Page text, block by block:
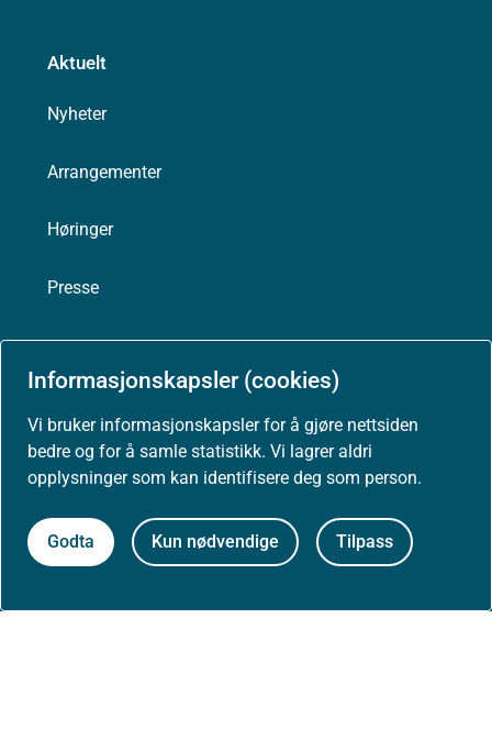
Informasjonskapsler (cookies)
Vi bruker informasjonskapsler for å gjøre nettsiden
bedre og for å samle statistikk. Vi lagrer aldri
opplysninger som kan identifisere deg som person.
Godta Kun nødvendige Tilpass
Aktuelt
Nyheter
Arrangementer
Høringer
Presse
Personvernerklæring
Tilgjengelighetserklæring (uustatus.no)